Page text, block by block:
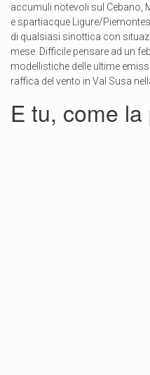
accumuli notevoli sul Cebano,
e spartiacque Ligure/
di qualsiasi sinottica con
mese. Difficile pensare ad un
modellistiche delle ultime
raffica del vento in Val Susa
E tu, come la